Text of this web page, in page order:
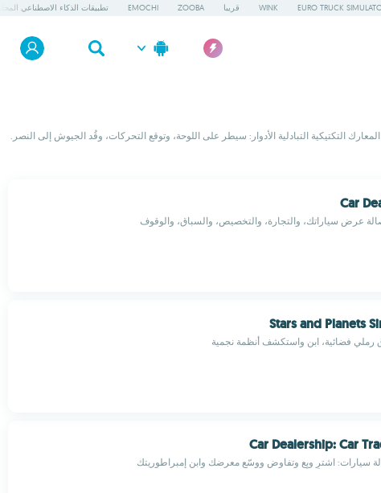
EURO TRUCK
WINK قريبا ZOOBA
EMOCHI تطبيقات الذكاء الاصطناعي
التكتيكية التبادلية الأدوار: سيطر على اللوحة، وتوقع التحركات، وقُد الجيوش إلى النصر.
Car
عرض سياراتك، والتجارة، والتخصيص، والسباق، والوقوف
Stars and Planets
رملي فضائية، ابنِ واستكشف أنظمة نجمية
Car Dealership: Car
سيارات: اشترِ وبِع وتفاوض ووسّع معرضك وابنِ إمبراطوريتك